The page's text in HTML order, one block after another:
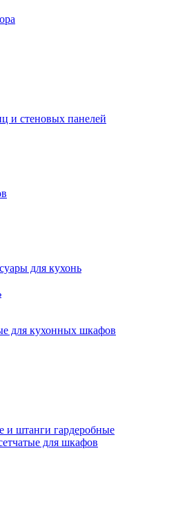
и стеновых панелей
для кухонь
для кухонных шкафов
штанги гардеробные
для шкафов